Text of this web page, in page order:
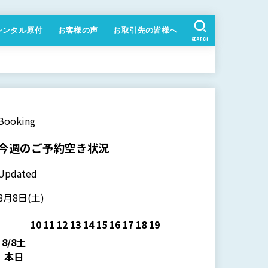
ンタル原付 お客様の声 お取引先の皆様へ
SEARCH